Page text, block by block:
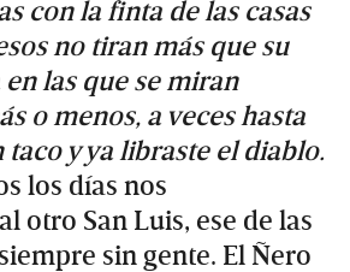
con la finta de las casas
no tiran más que su
las que se miran
o menos, a veces hasta
y ya libraste el diablo.
los días nos
otro San Luis, ese de las
sin gente. El Ñero